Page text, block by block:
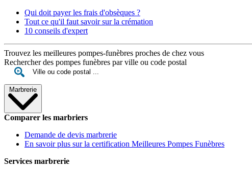
Qui doit payer les frais d'obsèques ?
Tout ce qu'il faut savoir sur la crémation
10 conseils d'expert
Trouvez les meilleures pompes-funèbres proches de chez vous
Rechercher des pompes funèbres par ville ou code postal
Marbrerie
Comparer les marbriers
Demande de devis marbrerie
En savoir plus sur la certification Meilleures Pompes Funèbres
Services marbrerie